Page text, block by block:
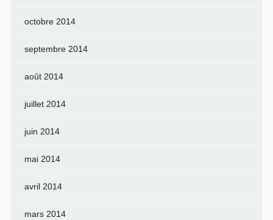
octobre 2014
septembre 2014
août 2014
juillet 2014
juin 2014
mai 2014
avril 2014
mars 2014